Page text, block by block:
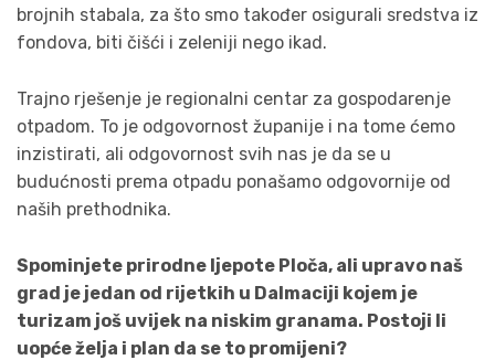
brojnih stabala, za što smo također osigurali sredstva iz
fondova, biti čišći i zeleniji nego ikad.
Trajno rješenje je regionalni centar za gospodarenje
otpadom. To je odgovornost županije i na tome ćemo
inzistirati, ali odgovornost svih nas je da se u
budućnosti prema otpadu ponašamo odgovornije od
naših prethodnika.
Spominjete prirodne ljepote Ploča, ali upravo naš
grad je jedan od rijetkih u Dalmaciji kojem je
turizam još uvijek na niskim granama. Postoji li
uopće želja i plan da se to promijeni?